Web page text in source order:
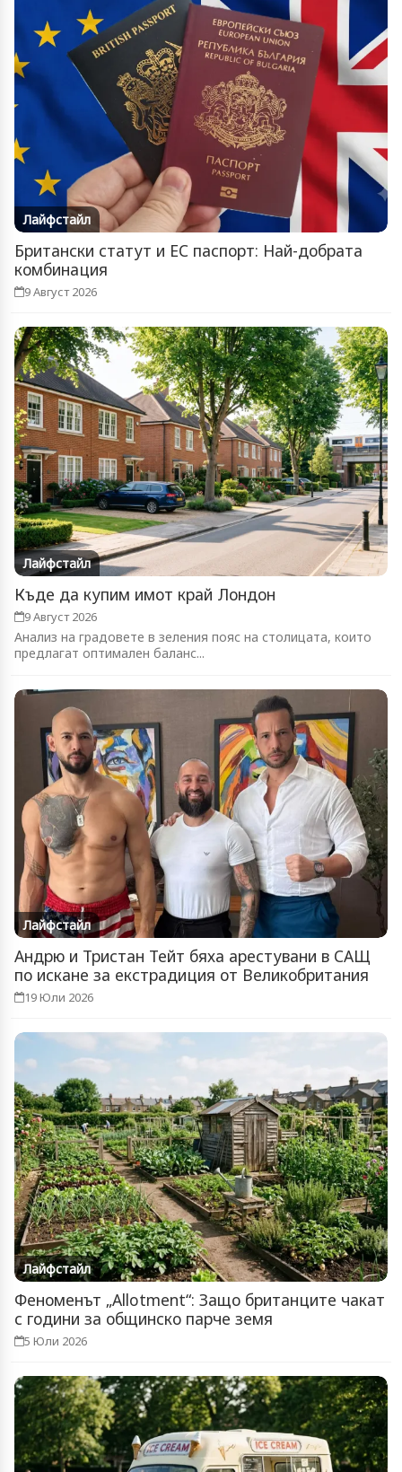
Лайфстайл
Британски статут и ЕС паспорт: Най-добрата
комбинация
9 Август 2026
Лайфстайл
Къде да купим имот край Лондон
9 Август 2026
Анализ на градовете в зеления пояс на столицата, които
предлагат оптимален баланс...
Лайфстайл
Андрю и Тристан Тейт бяха арестувани в САЩ
по искане за екстрадиция от Великобритания
19 Юли 2026
Лайфстайл
Феноменът „Allotment“: Защо британците чакат
с години за общинско парче земя
5 Юли 2026